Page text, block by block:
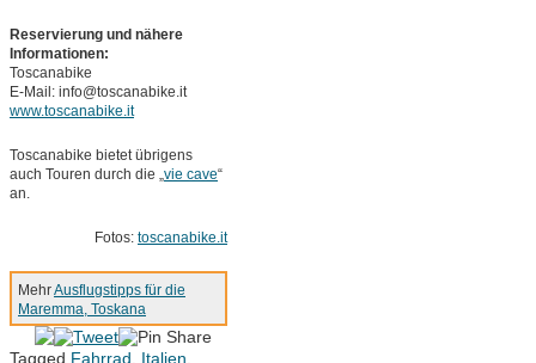
Reservierung und nähere
Informationen:
Toscanabike
E-Mail: info@toscanabike.it
www.toscanabike.it
Toscanabike bietet übrigens
auch Touren durch die „ vie cave“
an.
Fotos: toscanabike.it
MehrAusflugstipps für die
Maremma, Toskana
Tagged Fahrrad Italien